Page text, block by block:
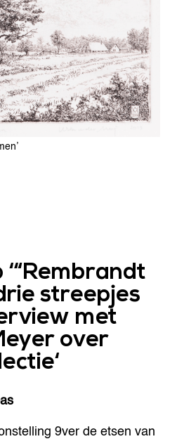
“Rembrandt
streepjes
met
over
‘
9ver de etsen van